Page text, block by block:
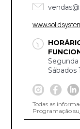
Segunda
Sábados
Todas as
Programação